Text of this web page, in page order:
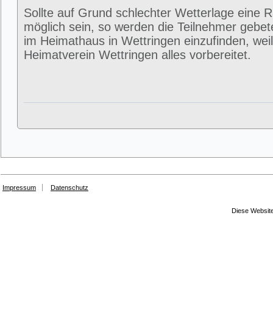
Sollte auf Grund schlechter Wetterlage eine
möglich sein, so werden die Teilnehmer
im Heimathaus in Wettringen einzufinden,
Heimatverein Wettringen alles vorbereitet.
Impressum Datenschutz
Diese